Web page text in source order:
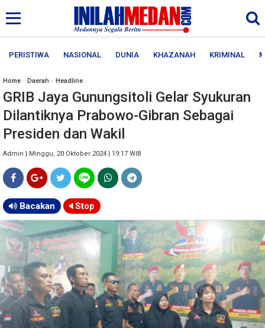
PERISTIWA NASIONAL DUNIA KHAZANAH KRIMINAL
Home » Daerah » Headline
GRIB Jaya Gunungsitoli Gelar Syukuran
Dilantiknya Prabowo-Gibran Sebagai
Presiden dan Wakil
Admin | Minggu, 20 Oktober 2024 | 19:17 WIB
Bacakan Stop